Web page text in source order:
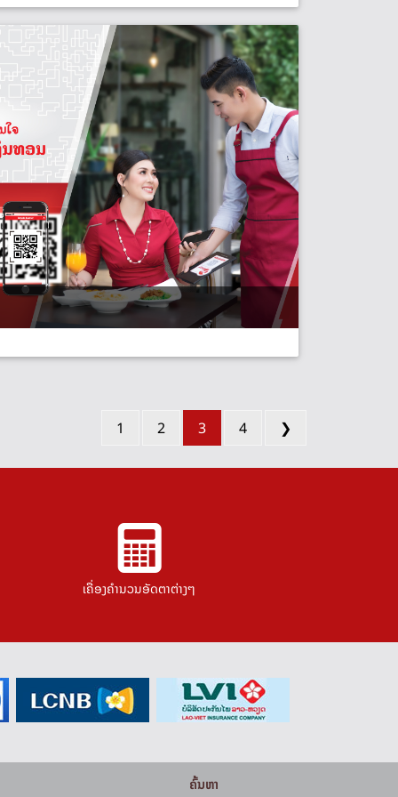
1 2 3 4 ❯
ເຄື່ອງຄຳນວນອັດຕາຕ່າງໆ
ຄົ້ນຫາ